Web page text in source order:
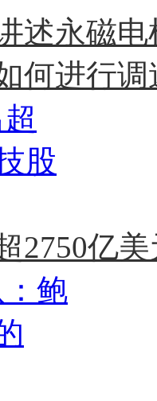
述永磁
何进行调
2750亿